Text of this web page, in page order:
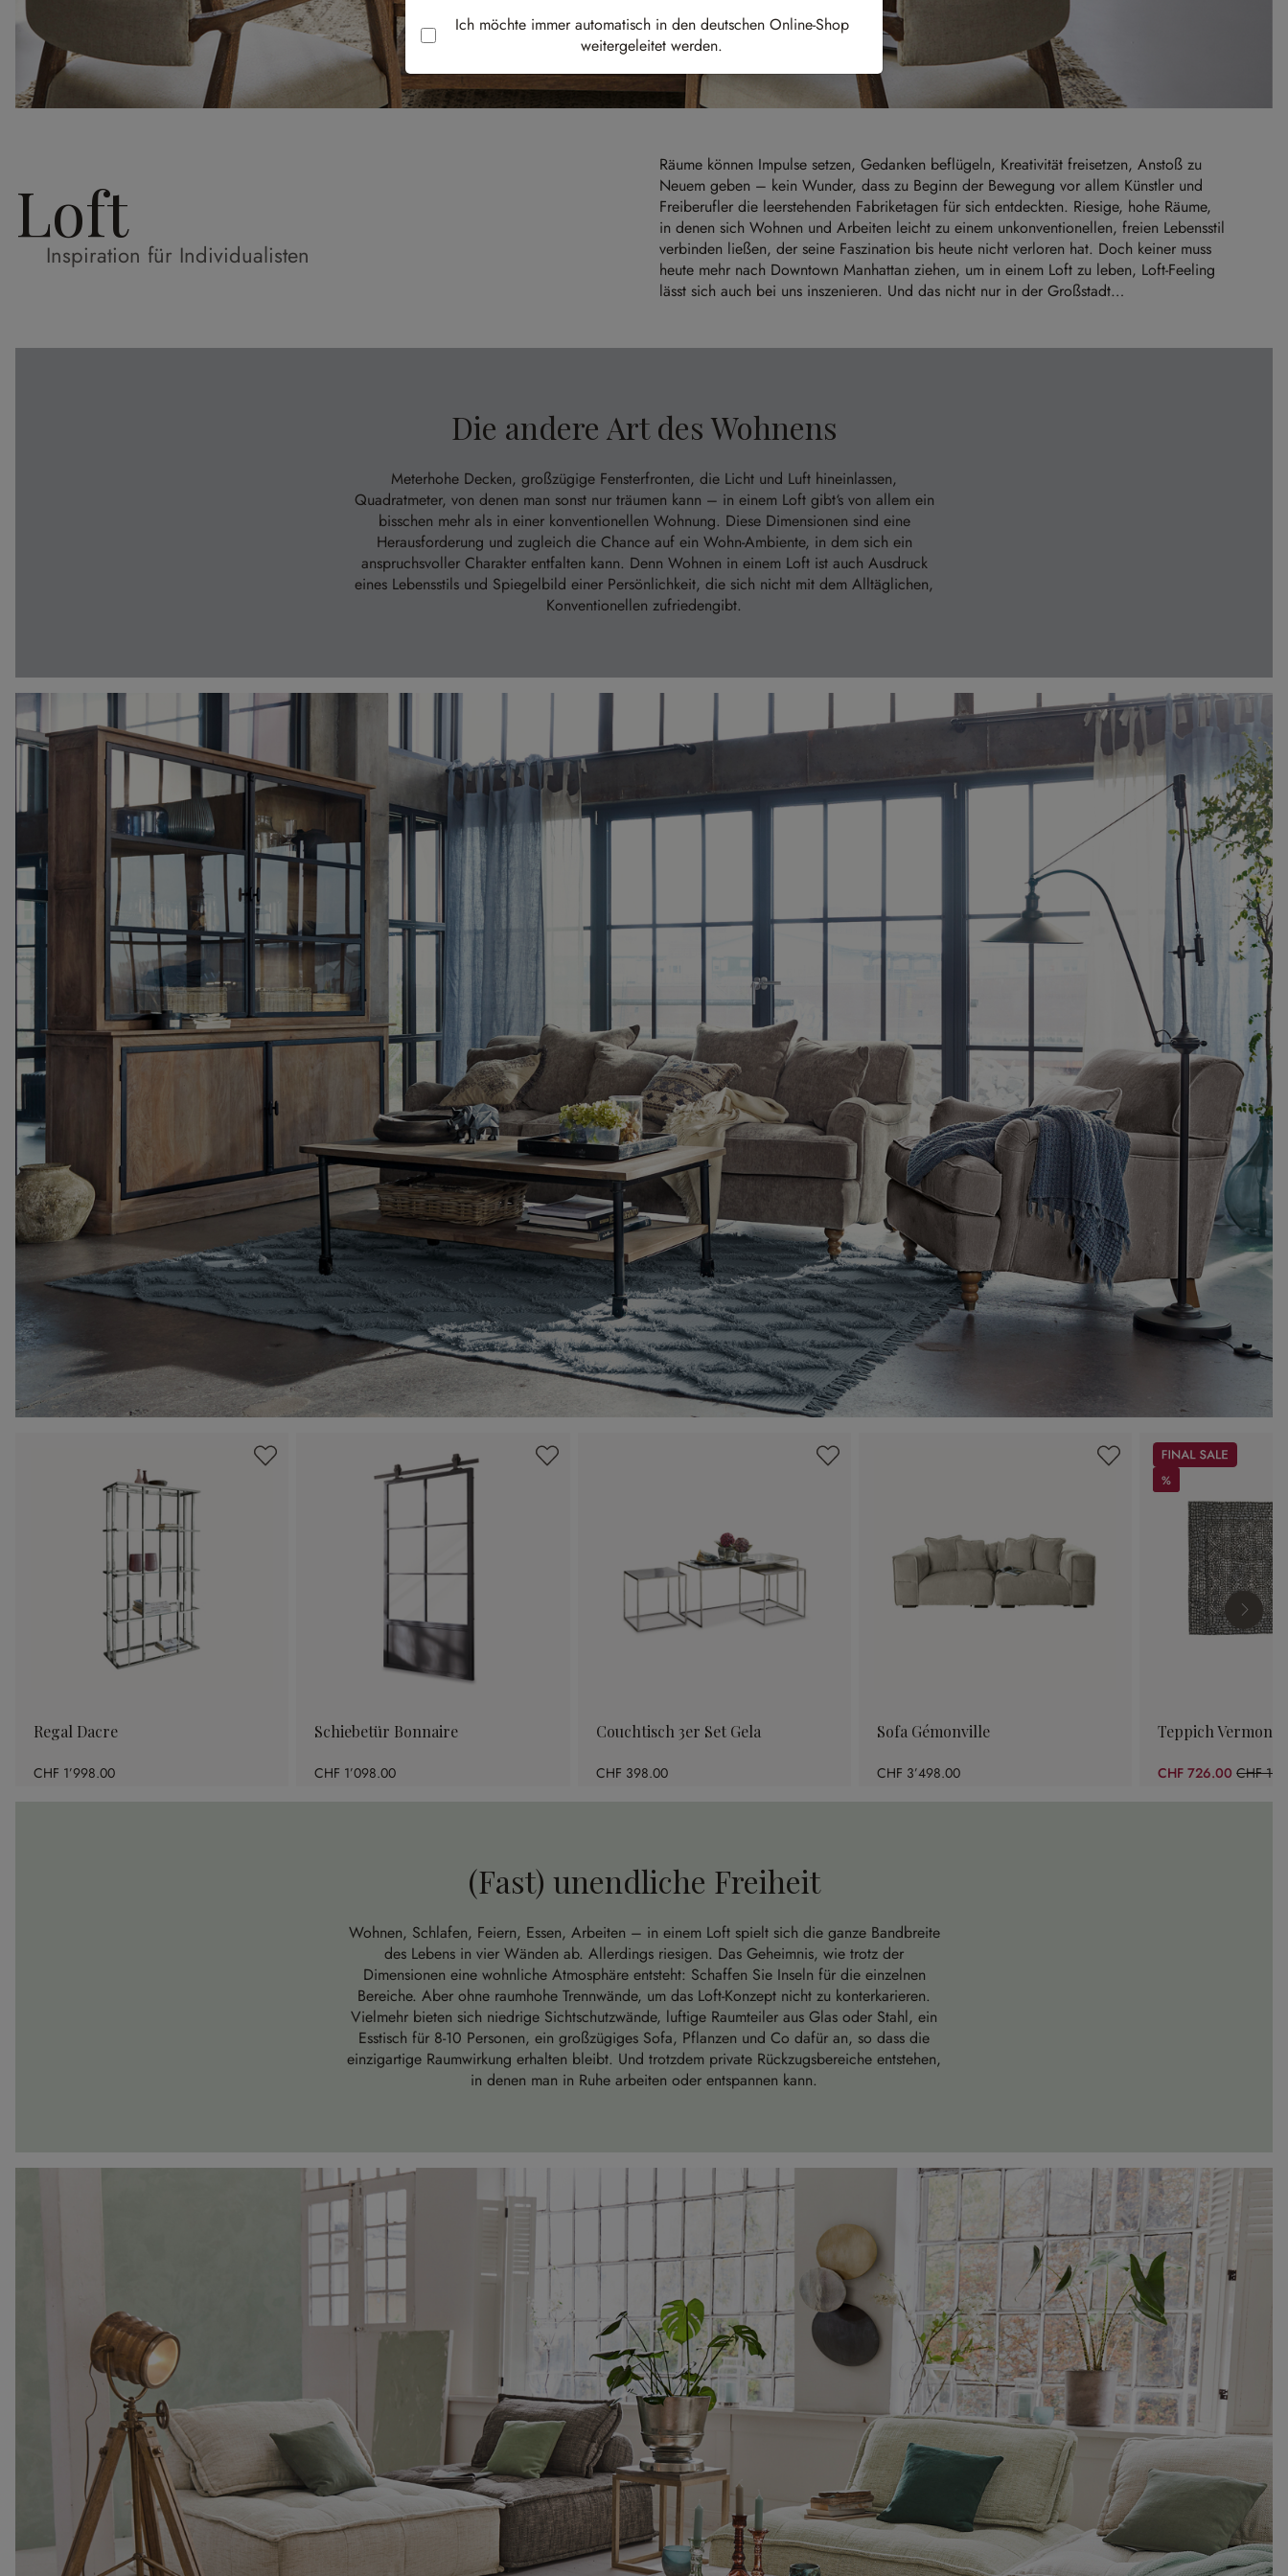
Loft
Inspiration für Individualisten
Räume können Impulse setzen, Gedanken beflügeln, Kreativität freisetzen, Anstoß zu
Neuem geben – kein Wunder, dass zu Beginn der Bewegung vor allem Künstler und
Freiberufler die leerstehenden Fabriketagen für sich entdeckten. Riesige, hohe Räume,
in denen sich Wohnen und Arbeiten leicht zu einem unkonventionellen, freien Lebensstil
verbinden ließen, der seine Faszination bis heute nicht verloren hat. Doch keiner muss
heute mehr nach Downtown Manhattan ziehen, um in einem Loft zu leben, Loft-Feeling
lässt sich auch bei uns inszenieren. Und das nicht nur in der Großstadt…
Die andere Art des Wohnens
Meterhohe Decken, großzügige Fensterfronten, die Licht und Luft hineinlassen,
Quadratmeter, von denen man sonst nur träumen kann – in einem Loft gibt‘s von allem ein
bisschen mehr als in einer konventionellen Wohnung. Diese Dimensionen sind eine
Herausforderung und zugleich die Chance auf ein Wohn-Ambiente, in dem sich ein
anspruchsvoller Charakter entfalten kann. Denn Wohnen in einem Loft ist auch Ausdruck
eines Lebensstils und Spiegelbild einer Persönlichkeit, die sich nicht mit dem Alltäglichen,
Konventionellen zufriedengibt.
Regal Dacre
CHF 1’998.00
Schiebetür Bonnaire
CHF 1’098.00
Couchtisch 3er Set Gela
CHF 398.00
Sofa Gémonville
CHF 3’498.00
Sale
%
%
Teppich Vermont
CHF 726.00CHF
(46.14%
(Fast) unendliche Freiheit
Wohnen, Schlafen, Feiern, Essen, Arbeiten – in einem Loft spielt sich die ganze Bandbreite
des Lebens in vier Wänden ab. Allerdings riesigen. Das Geheimnis, wie trotz der
Dimensionen eine wohnliche Atmosphäre entsteht: Schaffen Sie Inseln für die einzelnen
Bereiche. Aber ohne raumhohe Trennwände, um das Loft-Konzept nicht zu konterkarieren.
Vielmehr bieten sich niedrige Sichtschutzwände, luftige Raumteiler aus Glas oder Stahl, ein
Esstisch für 8-10 Personen, ein großzügiges Sofa, Pflanzen und Co dafür an, so dass die
einzigartige Raumwirkung erhalten bleibt. Und trotzdem private Rückzugsbereiche entstehen,
in denen man in Ruhe arbeiten oder entspannen kann.
Ich möchte immer automatisch in den deutschen Online-Shop
weitergeleitet werden.